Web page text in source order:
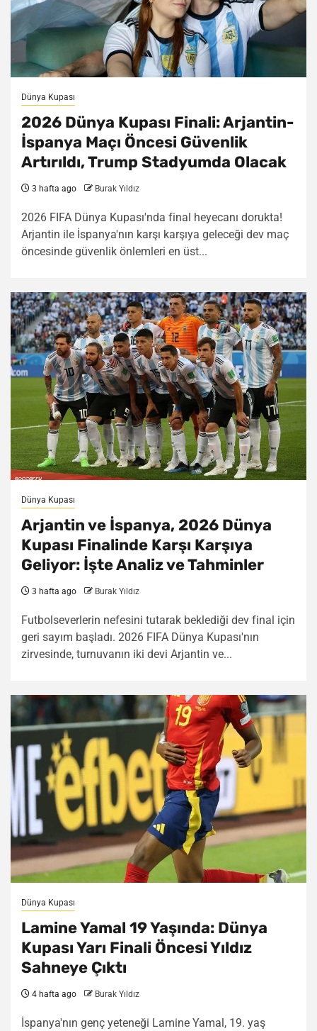
Dünya Kupası
2026 Dünya Kupası Finali: Arjantin-
İspanya Maçı Öncesi Güvenlik
Artırıldı, Trump Stadyumda Olacak
3 hafta ago Burak Yıldız
2026 FIFA Dünya Kupası'nda final heyecanı dorukta!
Arjantin ile İspanya'nın karşı karşıya geleceği dev maç
öncesinde güvenlik önlemleri en üst...
Dünya Kupası
Arjantin ve İspanya, 2026 Dünya
Kupası Finalinde Karşı Karşıya
Geliyor: İşte Analiz ve Tahminler
3 hafta ago Burak Yıldız
Futbolseverlerin nefesini tutarak beklediği dev final için
geri sayım başladı. 2026 FIFA Dünya Kupası'nın
zirvesinde, turnuvanın iki devi Arjantin ve...
Dünya Kupası
Lamine Yamal 19 Yaşında: Dünya
Kupası Yarı Finali Öncesi Yıldız
Sahneye Çıktı
4 hafta ago Burak Yıldız
İspanya'nın genç yeteneği Lamine Yamal, 19. yaş